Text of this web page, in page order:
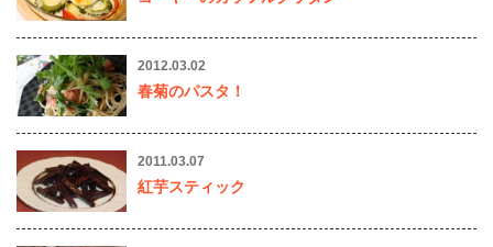
2012.03.02
春菊のパスタ！
2011.03.07
紅芋スティック